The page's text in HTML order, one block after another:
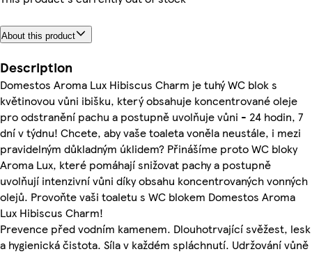
About this product
Description
Domestos Aroma Lux Hibiscus Charm je tuhý WC blok s
květinovou vůni ibišku, který obsahuje koncentrované oleje
pro odstranění pachu a postupně uvolňuje vůni - 24 hodin, 7
dní v týdnu! Chcete, aby vaše toaleta voněla neustále, i mezi
pravidelným důkladným úklidem? Přinášíme proto WC bloky
Aroma Lux, které pomáhají snižovat pachy a postupně
uvolňují intenzivní vůni díky obsahu koncentrovaných vonných
olejů. Provoňte vaši toaletu s WC blokem Domestos Aroma
Lux Hibiscus Charm!
Prevence před vodním kamenem. Dlouhotrvající svěžest, lesk
a hygienická čistota. Síla v každém spláchnutí. Udržování vůně